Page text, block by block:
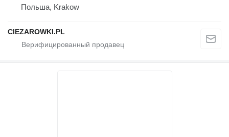
Польша, Krakow
CIEZAROWKI.PL